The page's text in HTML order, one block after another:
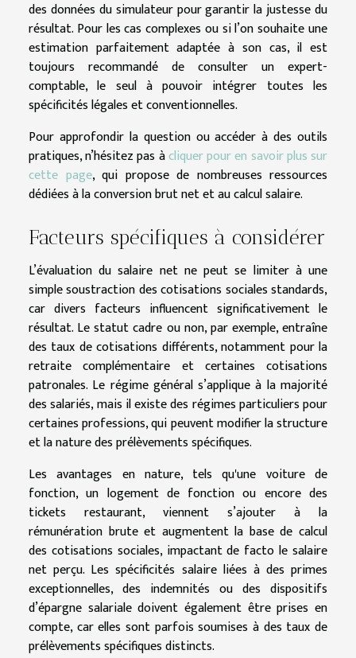
des données du simulateur pour garantir la justesse du
résultat. Pour les cas complexes ou si l’on souhaite une
estimation parfaitement adaptée à son cas, il est
toujours recommandé de consulter un expert-
comptable, le seul à pouvoir intégrer toutes les
spécificités légales et conventionnelles.
Pour approfondir la question ou accéder à des outils
pratiques, n’hésitez pas àcliquer pour en savoir plus sur
cette page, qui propose de nombreuses ressources
dédiées à la conversion brut net et au calcul salaire.
Facteurs spécifiques à considérer
L’évaluation du salaire net ne peut se limiter à une
simple soustraction des cotisations sociales standards,
car divers facteurs influencent significativement le
résultat. Le statut cadre ou non, par exemple, entraîne
des taux de cotisations différents, notamment pour la
retraite complémentaire et certaines cotisations
patronales. Le régime général s’applique à la majorité
des salariés, mais il existe des régimes particuliers pour
certaines professions, qui peuvent modifier la structure
et la nature des prélèvements spécifiques.
Les avantages en nature, tels qu'une voiture de
fonction, un logement de fonction ou encore des
tickets restaurant, viennent s’ajouter à la
rémunération brute et augmentent la base de calcul
des cotisations sociales, impactant de facto le salaire
net perçu. Les spécificités salaire liées à des primes
exceptionnelles, des indemnités ou des dispositifs
d’épargne salariale doivent également être prises en
compte, car elles sont parfois soumises à des taux de
prélèvements spécifiques distincts.